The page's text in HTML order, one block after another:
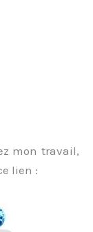
mon travail,
lien :